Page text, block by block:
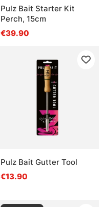
Pulz Bait Starter Kit
Perch, 15cm
€39.90
Pulz Bait Gutter Tool
€13.90